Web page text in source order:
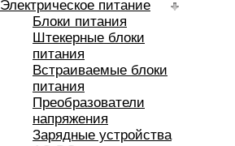
Электрическое питание
Блоки питания
Штекерные блоки
питания
Встраиваемые блоки
питания
Преобразователи
напряжения
Зарядные устройства